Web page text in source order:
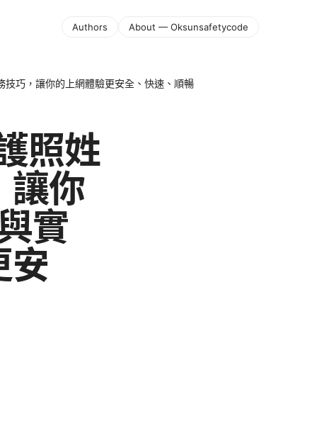
Authors About — Oksunsafetycode
巧，讓你的上網體驗更安全、快速、順暢
照姓
讓你
實
安